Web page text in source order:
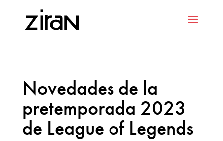
Novedades de la
pretemporada 2023
de League of Legends